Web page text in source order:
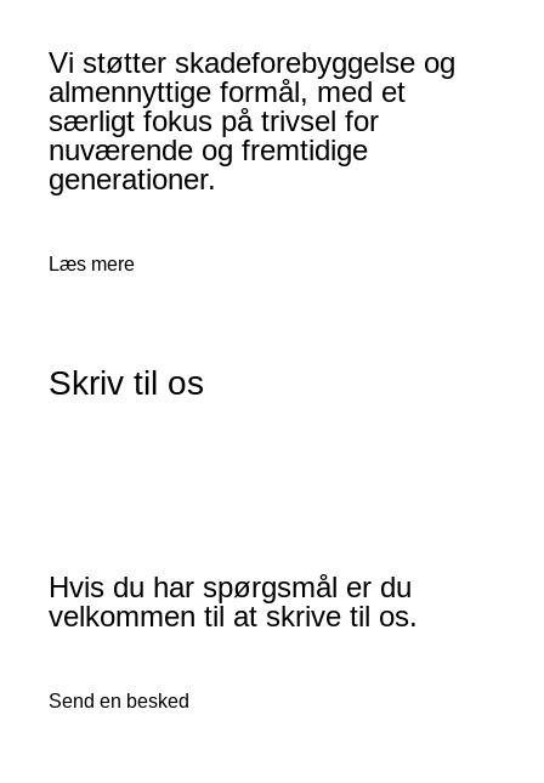
Vi støtter skadeforebyggelse og
almennyttige formål, med et
særligt fokus på trivsel for
nuværende og fremtidige
generationer.
Læs mere
Skriv til os
Hvis du har spørgsmål er du
velkommen til at skrive til os.
Send en besked